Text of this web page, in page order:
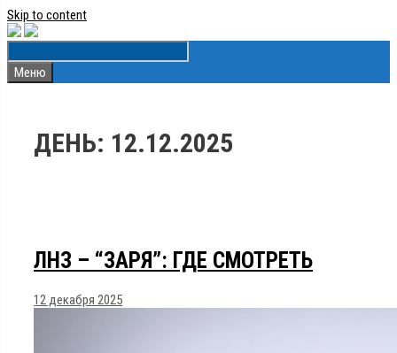
Skip to content
Меню
ДЕНЬ: 12.12.2025
ЛНЗ – “ЗАРЯ”: ГДЕ СМОТРЕТЬ
12 декабря 2025